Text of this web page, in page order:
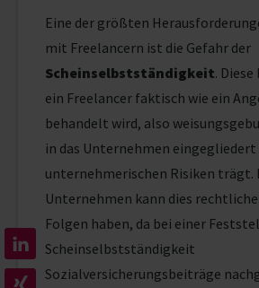
Eine der größten
mit Freelancern ist die Gefahr der
Scheinselbstständigkeit.
ein Freelancer faktisch wie ein
behandelt wird, also
in das Unternehmen eingegliedert
unternehmerischen Risiken trägt.
Unternehmen kann dies
Folgen haben, da bei einer
Scheinselbstständigkeit
Sozialversicherungsbeiträge